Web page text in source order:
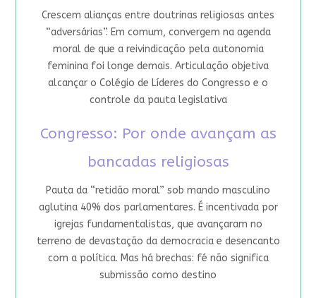
Crescem alianças entre doutrinas religiosas antes
“adversárias”. Em comum, convergem na agenda
moral de que a reivindicação pela autonomia
feminina foi longe demais. Articulação objetiva
alcançar o Colégio de Líderes do Congresso e o
controle da pauta legislativa
Congresso: Por onde avançam as
bancadas religiosas
Pauta da “retidão moral” sob mando masculino
aglutina 40% dos parlamentares. É incentivada por
igrejas fundamentalistas, que avançaram no
terreno de devastação da democracia e desencanto
com a política. Mas há brechas: fé não significa
submissão como destino